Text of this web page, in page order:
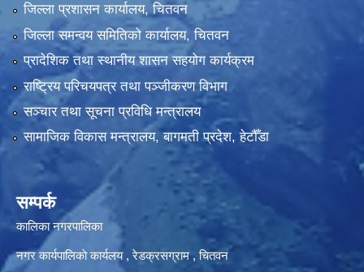
जिल्ला प्रशासन कार्यालय, चितवन
जिल्ला समन्वय समितिको कार्यालय, चितवन
प्रादेशिक तथा स्थानीय शासन सहयोग कार्यक्रम
राष्ट्रिय परिचयपत्र तथा पञ्‍जीकरण विभाग
सञ्‍चार तथा सूचना प्रविधि मन्त्रालय
सामाजिक विकास मन्त्रालय, बागमती प्रदेश, हेटौँडा
सम्पर्क
कालिका नगरपालिका
नगर कार्यपालिकाे कार्यलय‍ , रेडक्रसग्राम , चितवन